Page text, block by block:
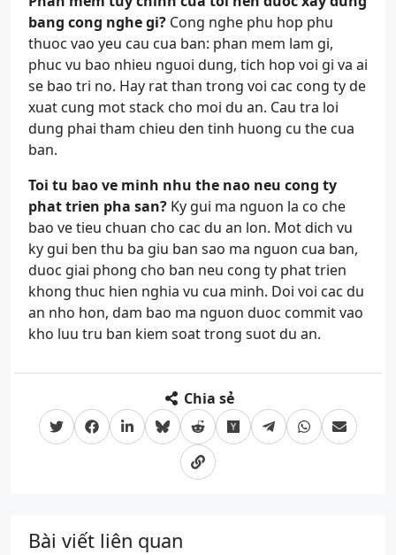
bang cong nghe gi? Cong nghe phu hop phu
thuoc vao yeu cau cua ban: phan mem lam gi,
phuc vu bao nhieu nguoi dung, tich hop voi gi va ai
se bao tri no. Hay rat than trong voi cac cong ty de
xuat cung mot stack cho moi du an. Cau tra loi
dung phai tham chieu den tinh huong cu the cua
ban.
Toi tu bao ve minh nhu the nao neu cong ty
phat trien pha san? Ky gui ma nguon la co che
bao ve tieu chuan cho cac du an lon. Mot dich vu
ky gui ben thu ba giu ban sao ma nguon cua ban,
duoc giai phong cho ban neu cong ty phat trien
khong thuc hien nghia vu cua minh. Doi voi cac du
an nho hon, dam bao ma nguon duoc commit vao
kho luu tru ban kiem soat trong suot du an.
Chia sẻ
Bài viết liên quan